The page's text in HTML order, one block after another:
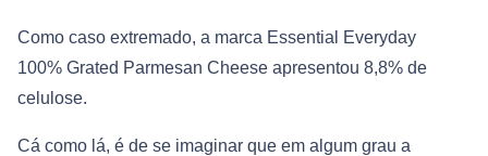
Como caso extremado, a marca Essential Everyday
100% Grated Parmesan Cheese apresentou 8,8% de
celulose.
Cá como lá, é de se imaginar que em algum grau a